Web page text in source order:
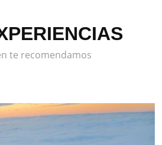
te recomendamos